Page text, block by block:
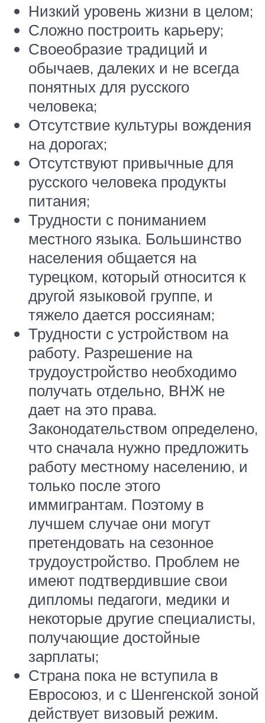
Низкий уровень жизни в целом;
Сложно построить карьеру;
Своеобразие традиций и
обычаев, далеких и не всегда
понятных для русского
человека;
Отсутствие культуры вождения
на дорогах;
Отсутствуют привычные для
русского человека продукты
питания;
Трудности с пониманием
местного языка. Большинство
населения общается на
турецком, который относится к
другой языковой группе, и
тяжело дается россиянам;
Трудности с устройством на
работу. Разрешение на
трудоустройство необходимо
получать отдельно, ВНЖ не
дает на это права.
Законодательством определено,
что сначала нужно предложить
работу местному населению, и
только после этого
иммигрантам. Поэтому в
лучшем случае они могут
претендовать на сезонное
трудоустройство. Проблем не
имеют подтвердившие свои
дипломы педагоги, медики и
некоторые другие специалисты,
получающие достойные
зарплаты;
Страна пока не вступила в
Евросоюз, и с Шенгенской зоной
действует визовый режим.